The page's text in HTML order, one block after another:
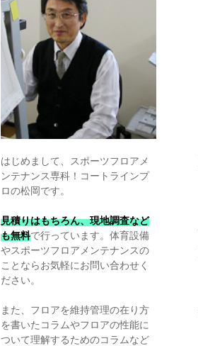
はじめまして、スポーツフロアメ
ンテナンス専科！コートラインプ
ロの松岡です。
見積りはもちろん、現地調査など
も無料で行っています。体育設備
やスポーツフロアメンテナンスの
ことならお気軽にお問い合わせく
ださい。
また、フロアを維持管理の在り方
を書いたコラムやフロアの性能に
ついて理解するためのコラムなど